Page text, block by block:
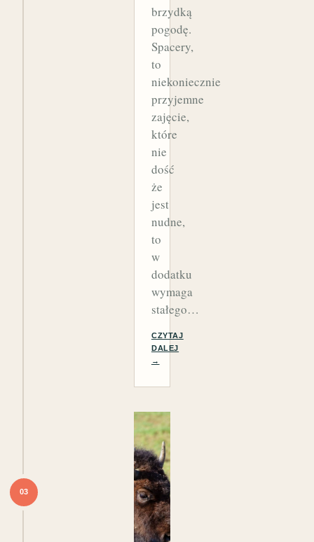
brzydką
pogodę.
Spacery,
to
niekoniecznie
przyjemne
zajęcie,
które
nie
dość
że
jest
nudne,
to
w
dodatku
wymaga
stałego…
CZYTAJ
DALEJ
→
03